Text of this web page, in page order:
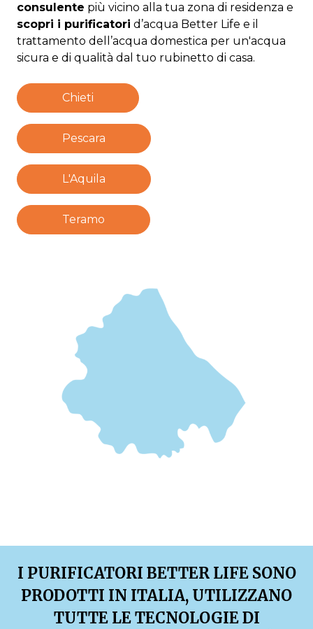
consulente più vicino alla tua zona di residenza e
scopri i purificatori d’acqua Better Life e il
trattamento dell’acqua domestica per un'acqua
sicura e di qualità dal tuo rubinetto di casa.
Chieti
Pescara
L'Aquila
Teramo
I PURIFICATORI BETTER LIFE SONO
PRODOTTI IN ITALIA, UTILIZZANO
TUTTE LE TECNOLOGIE DI